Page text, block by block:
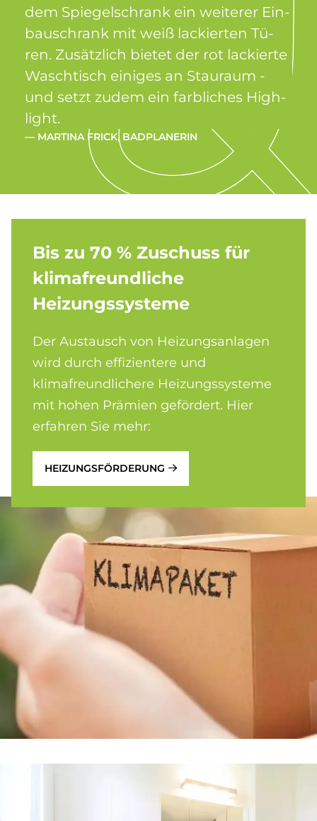
dem Spie­gel­schrank ein wei­te­rer Ein­
bau­schrank mit weiß lackier­ten Tü­
ren. Zu­sätz­lich bie­tet der rot lackier­te
Wasch­tisch ei­ni­ges an Stau­raum -
und set­zt zu­dem ein farb­li­ches High­
lig­ht.
— MAR­TI­NA FRICK, BAD­PLA­NE­RIN
Bis zu 70 % Zu­schuss für
kli­ma­freund­li­che
Hei­zungs­sy­ste­me
Der Austausch von Heizungsanlagen
wird durch effizientere und
klimafreundlichere Heizungssysteme
mit hohen Prämien gefördert. Hier
erfahren Sie mehr:
HEIZUNGSFÖRDERUNG